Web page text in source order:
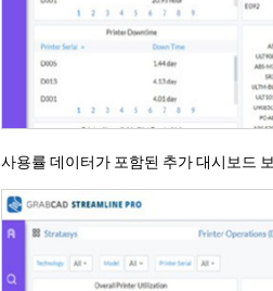
사용률 데이터가 포함된 추가 대시보드